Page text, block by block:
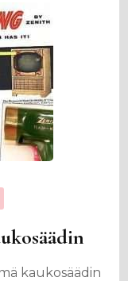
kaukosäädin